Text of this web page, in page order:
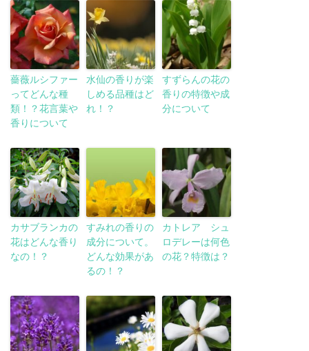
薔薇ルシファー
ってどんな種
類！？花言葉や
香りについて
水仙の香りが楽
しめる品種はど
れ！？
すずらんの花の
香りの特徴や成
分について
カサブランカの
花はどんな香り
なの！？
すみれの香りの
成分について。
どんな効果があ
るの！？
カトレア シュ
ロデレーは何色
の花？特徴は？